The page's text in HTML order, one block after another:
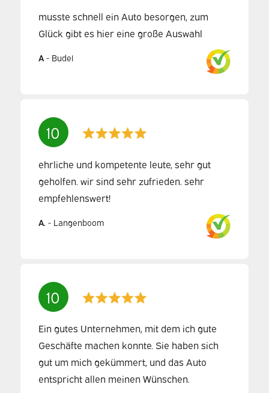
musste schnell ein Auto besorgen, zum
Glück gibt es hier eine große Auswahl
A- Budel
10
ehrliche und kompetente leute, sehr gut
geholfen. wir sind sehr zufrieden. sehr
empfehlenswert!
A.- Langenboom
10
Ein gutes Unternehmen, mit dem ich gute
Geschäfte machen konnte. Sie haben sich
gut um mich gekümmert, und das Auto
entspricht allen meinen Wünschen.